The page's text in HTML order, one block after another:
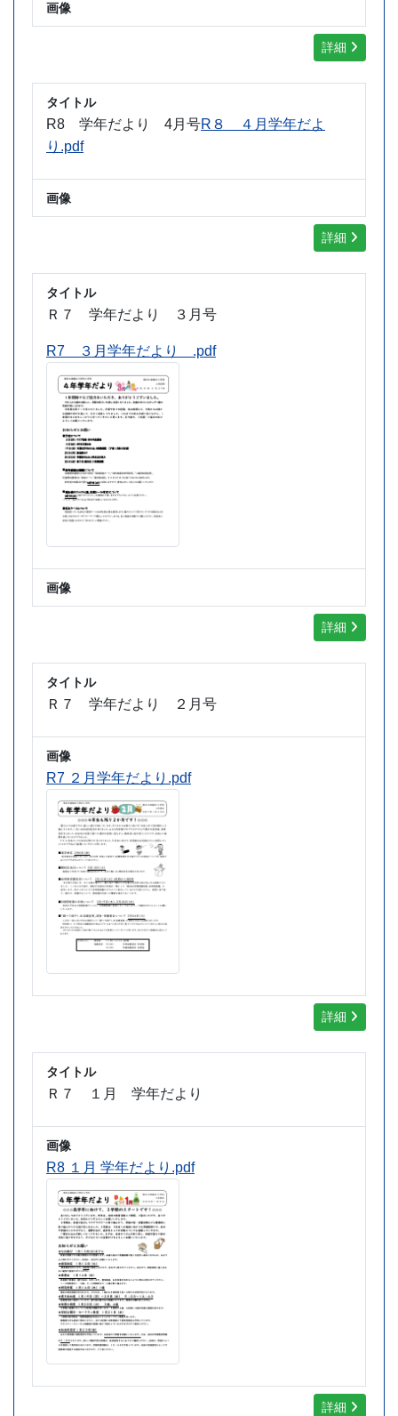
画像
詳細
タイトル
R8 学年だより 4月号R８ ４月学年だよ
り.pdf
画像
詳細
タイトル
Ｒ７ 学年だより ３月号
R7 ３月学年だより .pdf
画像
詳細
タイトル
Ｒ７ 学年だより ２月号
画像
R7 ２月学年だより.pdf
詳細
タイトル
Ｒ７ １月 学年だより
画像
R8 １月 学年だより.pdf
詳細